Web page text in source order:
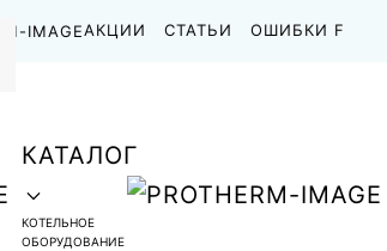
АКЦИИ СТАТЬИ ОШИБКИ F
КАТАЛОГ
КОТЕЛЬНОЕ
ОБОРУДОВАНИЕ